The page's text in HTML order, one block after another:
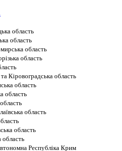
область
область
область
область
та Кіровоградська область
область
область
область
область
область
Республіка Крим